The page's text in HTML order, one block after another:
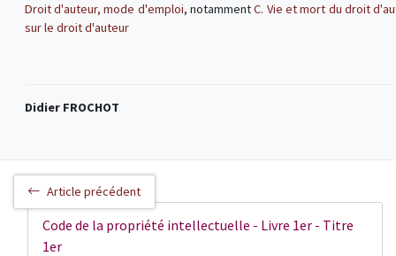
Droit d'auteur, mode d'emploi, notammentC. Vie et mort du droit
sur le droit d'auteur
Didier FROCHOT
Article précédent
Code de la propriété intellectuelle - Livre 1er - Titre
1er